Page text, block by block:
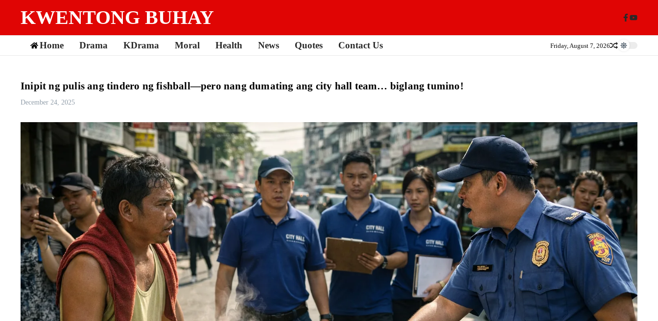
KWENTONG BUHAY
Home Drama KDrama Moral Health News Quotes Contact Us Friday, August 7, 2026
Inipit ng pulis ang tindero ng fishball—pero nang dumating ang city hall team… biglang tumino!
December 24, 2025